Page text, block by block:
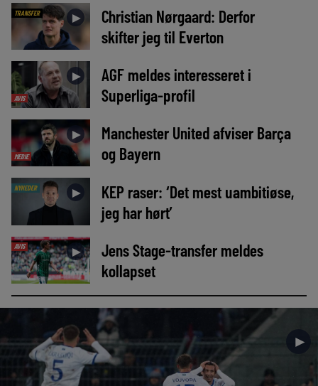
TRANSFER ►
Christian Nørgaard: Derfor
skifter jeg til Everton
AVIS
►
AGF meldes interesseret i
Superliga-profil
MEDIE
►
Manchester United afviser Barça
og Bayern
NYHEDER ►
KEP raser: ‘Det mest uambitiøse,
jeg har hørt’
AVIS ►
Jens Stage-transfer meldes
kollapset
►